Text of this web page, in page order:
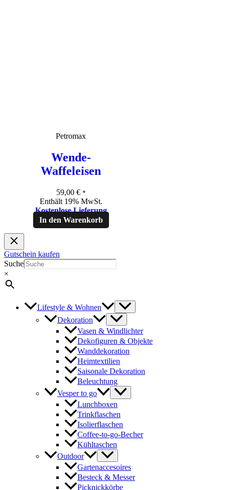
Petromax
Wende-
Waffeleisen
59,00 € *
Enthält 19% MwSt.
Kostenlose Lieferung
In den Warenkorb
Gutschein kaufen
Suche
×
Lifestyle & Wohnen
Dekoration
Vasen & Windlichter
Dekofiguren & Objekte
Wanddekoration
Heimtextilien
Saisonale Dekoration
Beleuchtung
Vesper to go
Lunchboxen
Trinkflaschen
Isolierflaschen
Coffee-to-go-Becher
Kühltaschen
Outdoor
Gartenaccesoires
Besteck & Messer
Picknickkörbe